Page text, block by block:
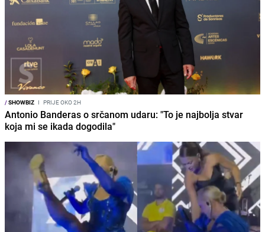
/SHOWBIZ I PRIJE OKO 2H
Antonio Banderas o srčanom udaru: "To je najbolja stvar
koja mi se ikada dogodila"